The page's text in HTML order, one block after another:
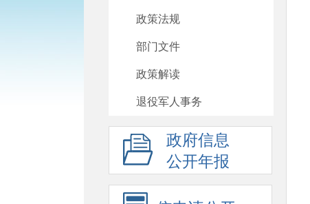
政策法规
部门文件
政策解读
退役军人事务
政府信息
公开年报